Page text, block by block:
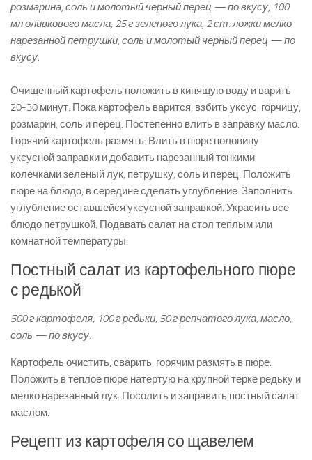
розмарина, соль и молотый черный перец — по вкусу, 100
мл оливкового масла, 25 г зеленого лука, 2 ст. ложки мелко
нарезанной петрушки, соль и молотый черный перец — по
вкусу.
Очищенный картофель положить в кипящую воду и варить
20-30 минут. Пока картофель варится, взбить уксус, горчицу,
розмарин, соль и перец. Постепенно влить в заправку масло.
Горячий картофель размять. Влить в пюре половину
уксусной заправки и добавить нарезанный тонкими
колечками зеленый лук, петрушку, соль и перец. Положить
пюре на блюдо, в середине сделать углубление. Заполнить
углубление оставшейся уксусной заправкой. Украсить все
блюдо петрушкой. Подавать салат на стол теплым или
комнатной температуры.
Постный салат из картофельного пюре
с редькой
500 г картофеля, 100 г редьки, 50 г репчатого лука, масло,
соль — по вкусу.
Картофель очистить, сварить, горячим размять в пюре.
Положить в теплое пюре натертую на крупной терке редьку и
мелко нарезанный лук. Посолить и заправить постный салат
маслом.
Рецепт из картофеля со щавелем